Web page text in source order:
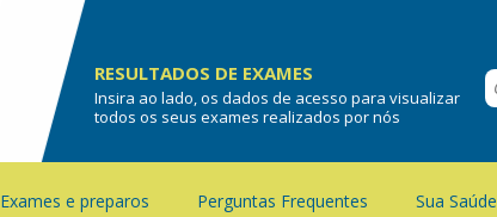
RESULTADOS DE EXAMES
Insira ao lado, os dados de acesso para visualizar
todos os seus exames realizados por nós
Exames e preparos Perguntas Frequentes Sua Saúde